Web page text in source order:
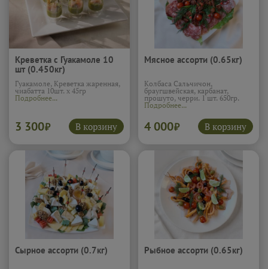
Креветка с Гуакамоле 10
шт (0.450кг)
Гуакамоле, Креветка жаренная,
чиабатта 10шт. х 45гр
Подробнее...
3 300₽ В корзину
Мясное ассорти (0.65кг)
Колбаса Сальчичон,
браугшвейская, карбанат,
прошуто, черри. 1 шт. 650гр.
Подробнее...
4 000₽ В корзину
Сырное ассорти (0.7кг) Рыбное ассорти (0.65кг)